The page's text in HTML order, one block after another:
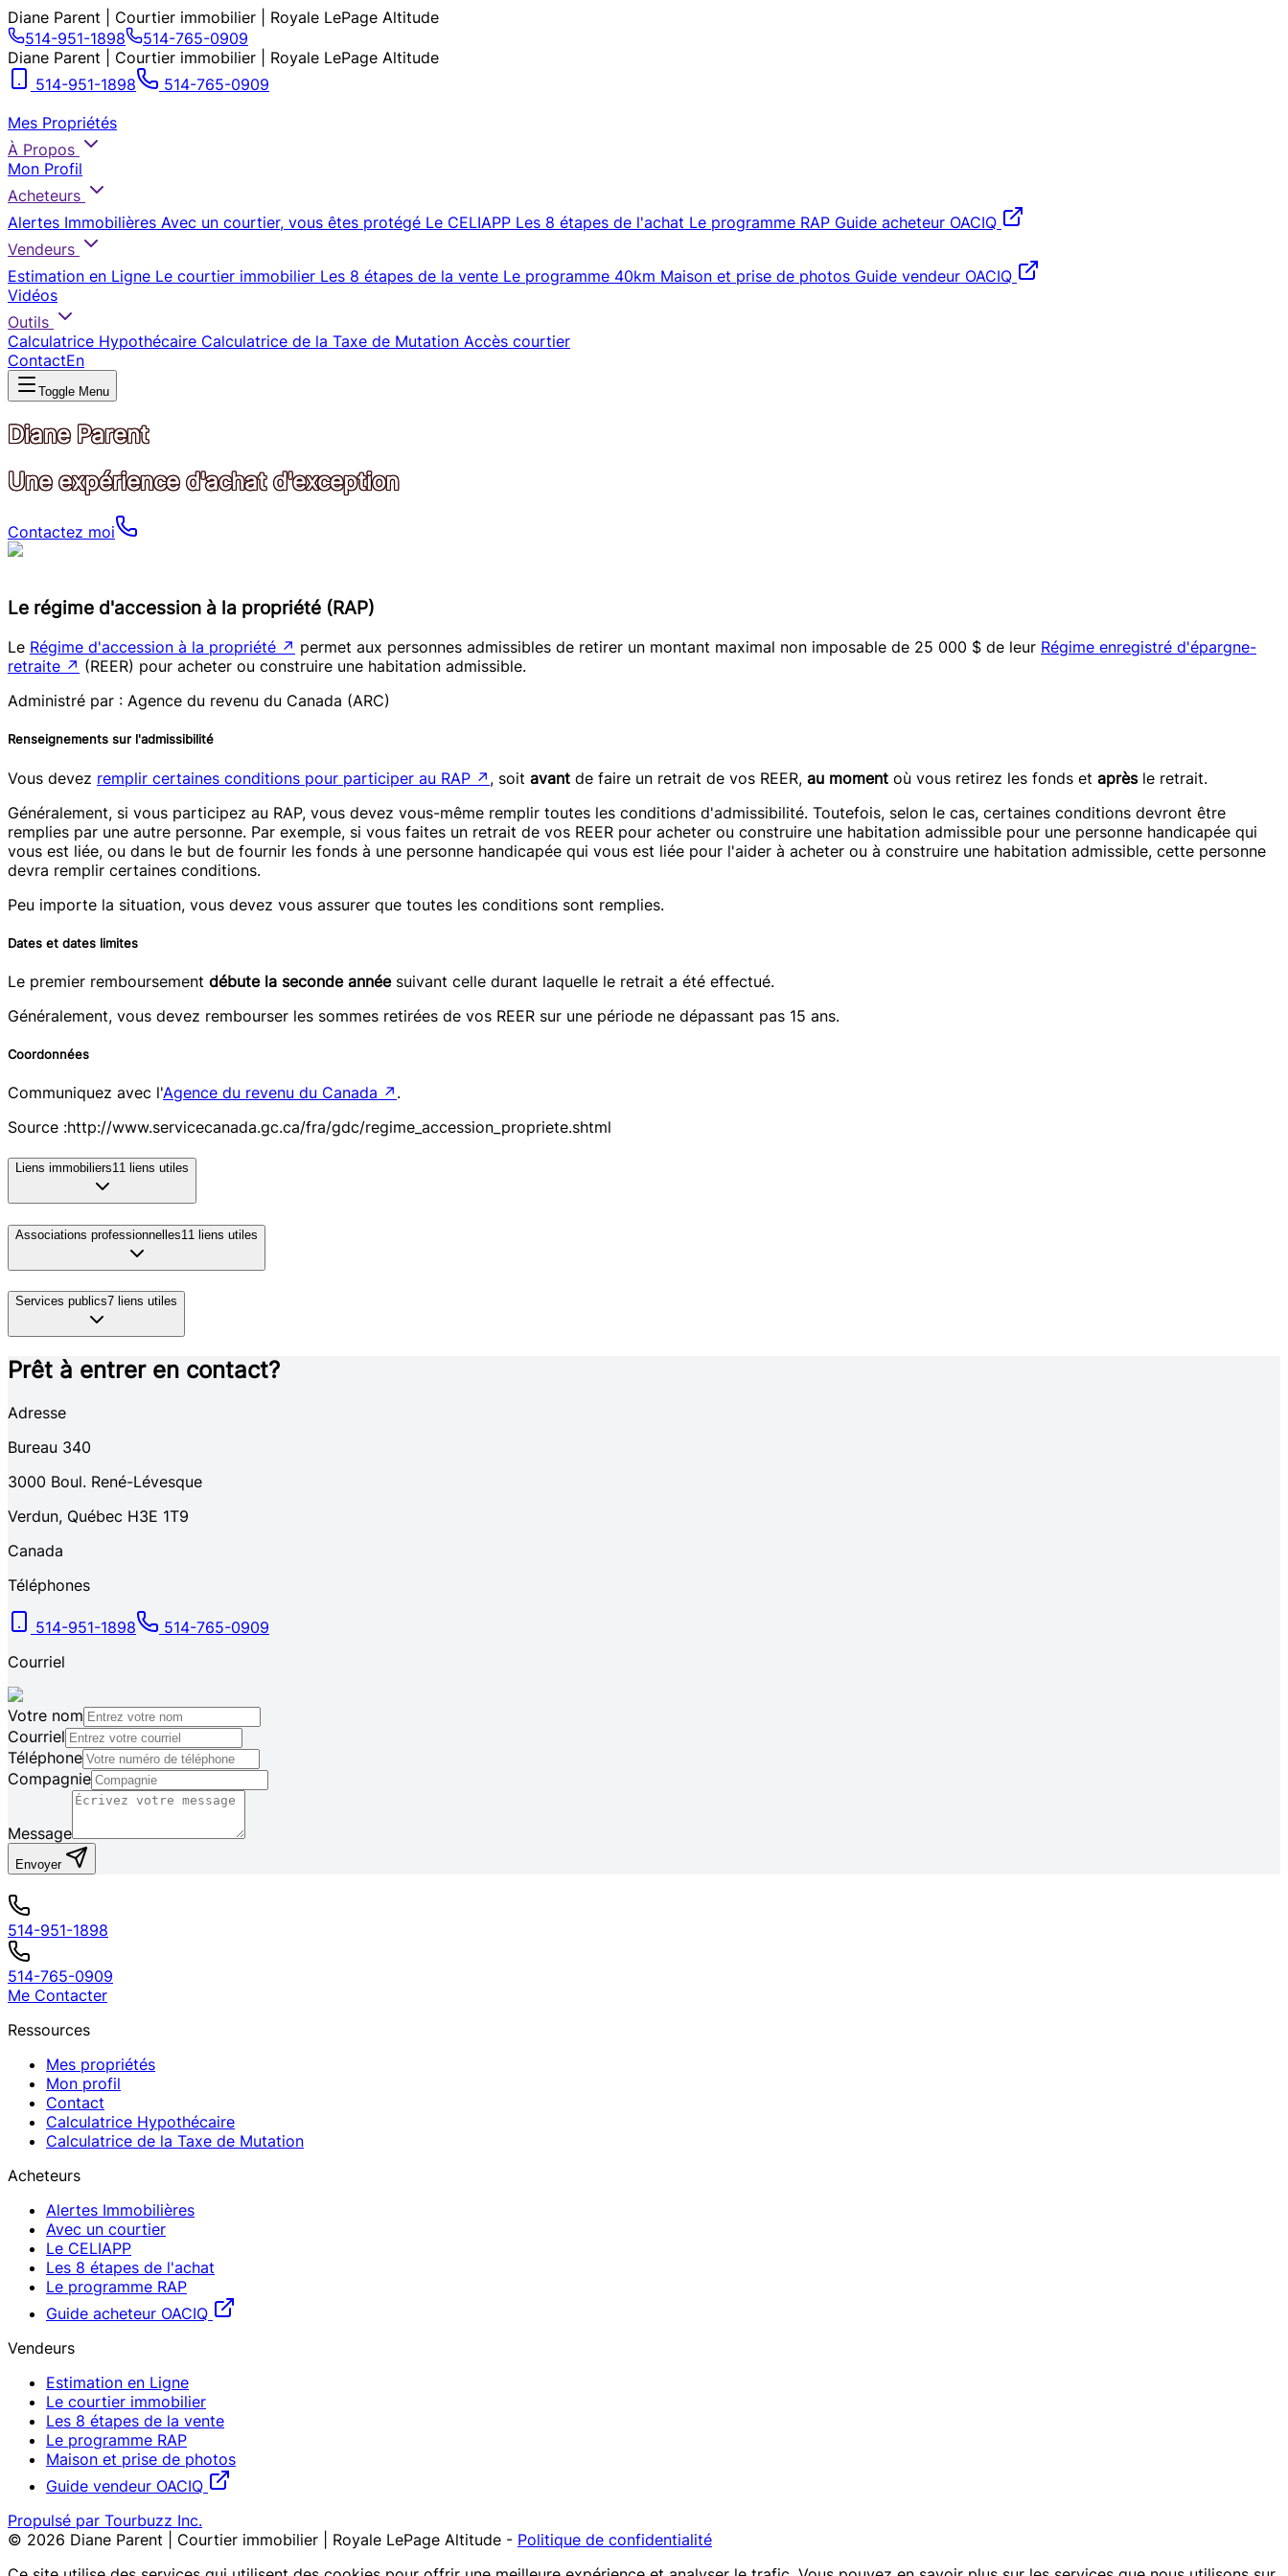
Diane Parent | Courtier immobilier | Royale LePage Altitude
514-951-1898
514-765-0909
Diane Parent | Courtier immobilier | Royale LePage Altitude
514-951-1898
514-765-0909
Mes Propriétés
À Propos
Mon Profil
Acheteurs
Alertes Immobilières Avec un courtier, vous êtes protégé Le CELIAPP Les 8 étapes de l'achat Le programme RAP Guide acheteur OACIQ
Vendeurs
Estimation en Ligne Le courtier immobilier Les 8 étapes de la vente Le programme 40km Maison et prise de photos Guide vendeur OACIQ
Vidéos
Outils
Calculatrice Hypothécaire Calculatrice de la Taxe de Mutation Accès courtier
ContactEn
Toggle Menu
Diane Parent
Une expérience d'achat d'exception
Contactez moi
Le régime d'accession à la propriété (RAP)
Le Régime d'accession à la propriété ↗ permet aux personnes admissibles de retirer un montant maximal non imposable de 25 000 $ de leur Régime enregistré d'épargne-
retraite ↗ (REER) pour acheter ou construire une habitation admissible.
Administré par : Agence du revenu du Canada (ARC)
Renseignements sur l'admissibilité
Vous devez remplir certaines conditions pour participer au RAP ↗ , soit avant de faire un retrait de vos REER, au moment où vous retirez les fonds et aprèsle retrait.
Généralement, si vous participez au RAP, vous devez vous-même remplir toutes les conditions d'admissibilité. Toutefois, selon le cas, certaines conditions devront être
remplies par une autre personne. Par exemple, si vous faites un retrait de vos REER pour acheter ou construire une habitation admissible pour une personne handicapée qui
vous est liée, ou dans le but de fournir les fonds à une personne handicapée qui vous est liée pour l'aider à acheter ou à construire une habitation admissible, cette personne
devra remplir certaines conditions.
Peu importe la situation, vous devez vous assurer que toutes les conditions sont remplies.
Dates et dates limites
Le premier remboursement débute la seconde annéesuivant celle durant laquelle le retrait a été effectué.
Généralement, vous devez rembourser les sommes retirées de vos REER sur une période ne dépassant pas 15 ans.
Coordonnées
Communiquez avec l'Agence du revenu du Canada ↗ .
Source :http://www.servicecanada.gc.ca/fra/gdc/regime_accession_propriete.shtml
Liens immobiliers11 liens utiles
Associations professionnelles11 liens utiles
Services publics7 liens utiles
Prêt à entrer en contact?
Adresse
Bureau 340
3000 Boul. René-Lévesque
Verdun, Québec H3E 1T9
Canada
Téléphones
514-951-1898
514-765-0909
Courriel
Votre nom
Courriel
Téléphone
Compagnie
Message
Envoyer
514-951-1898
514-765-0909
Me Contacter
Ressources
Mes propriétés
Mon profil
Contact
Calculatrice Hypothécaire
Calculatrice de la Taxe de Mutation
Acheteurs
Alertes Immobilières
Avec un courtier
Le CELIAPP
Les 8 étapes de l'achat
Le programme RAP
Guide acheteur OACIQ
Vendeurs
Estimation en Ligne
Le courtier immobilier
Les 8 étapes de la vente
Le programme RAP
Maison et prise de photos
Guide vendeur OACIQ
Propulsé par Tourbuzz Inc.
© 2026 Diane Parent | Courtier immobilier | Royale LePage Altitude - Politique de confidentialité